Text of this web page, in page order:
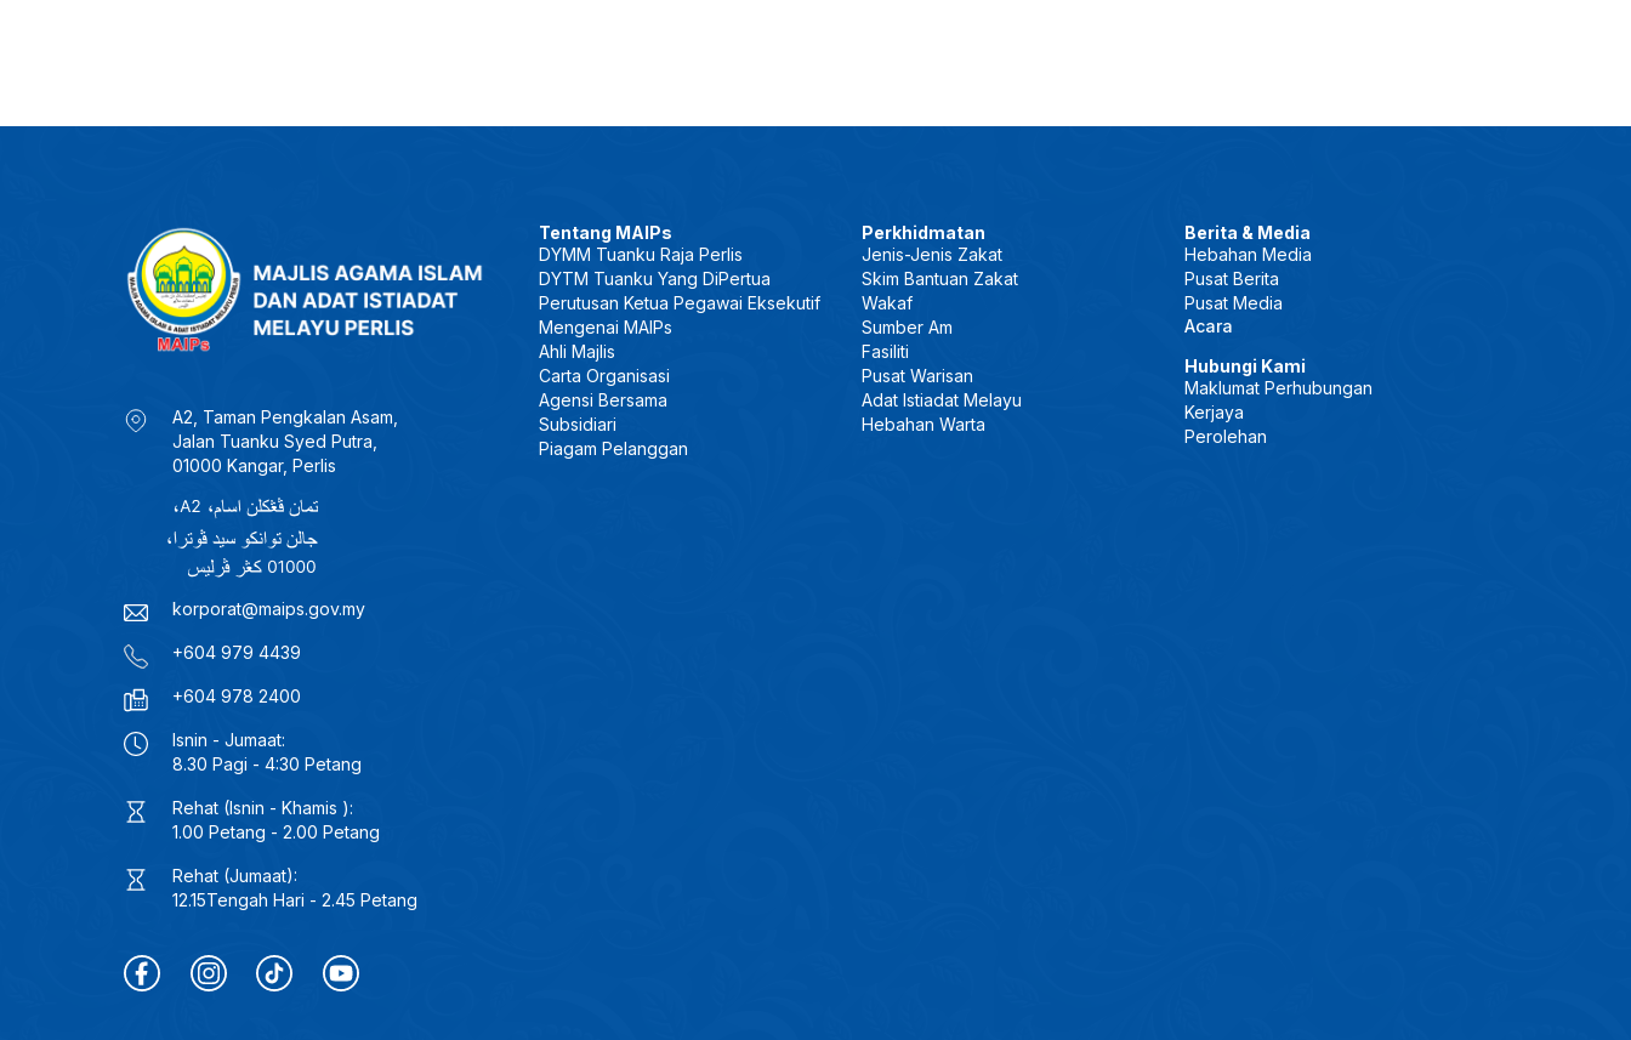
A2, Taman Pengkalan Asam,
Jalan Tuanku Syed Putra,
01000 Kangar, Perlis
korporat@maips.gov.my
+604 979 4439
+604 978 2400
Isnin - Jumaat:
8.30 Pagi - 4:30 Petang
Rehat (Isnin - Khamis ):
1.00 Petang - 2.00 Petang
Rehat (Jumaat):
12.15Tengah Hari - 2.45 Petang
Tentang MAIPs
DYMM Tuanku Raja Perlis
DYTM Tuanku Yang DiPertua
Perutusan Ketua Pegawai Eksekutif
Mengenai MAIPs
Ahli Majlis
Carta Organisasi
Agensi Bersama
Subsidiari
Piagam Pelanggan
Perkhidmatan
Jenis-Jenis Zakat
Skim Bantuan Zakat
Wakaf
Sumber Am
Fasiliti
Pusat Warisan
Adat Istiadat Melayu
Hebahan Warta
Berita & Media
Hebahan Media
Pusat Berita
Pusat Media
Acara
Hubungi Kami
Maklumat Perhubungan
Kerjaya
Perolehan